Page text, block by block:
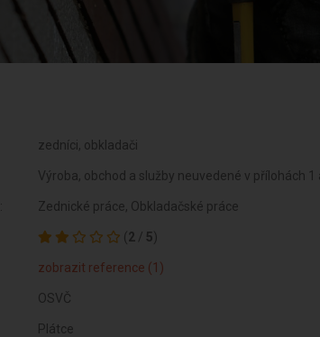
zedníci, obkladači
Výroba, obchod a služby neuvedené v přílohách
Zednické práce, Obkladačské práce
( 2 / 5)
zobrazit reference (1)
OSVČ
Plátce